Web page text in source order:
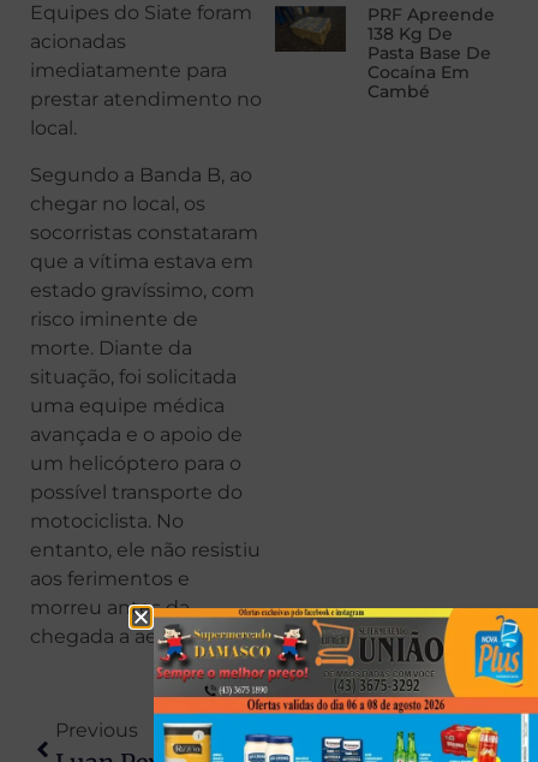
Equipes do Siate foram
acionadas
imediatamente para
prestar atendimento no
local.
Segundo a Banda B, ao
chegar no local, os
socorristas constataram
que a vítima estava em
estado gravíssimo, com
risco iminente de
morte. Diante da
situação, foi solicitada
uma equipe médica
avançada e o apoio de
um helicóptero para o
possível transporte do
motociclista. No
entanto, ele não resistiu
aos ferimentos e
morreu antes da
chegada a aeronave.
PRF Apreende
138 Kg De
Pasta Base De
Cocaína Em
Cambé
Previous Next